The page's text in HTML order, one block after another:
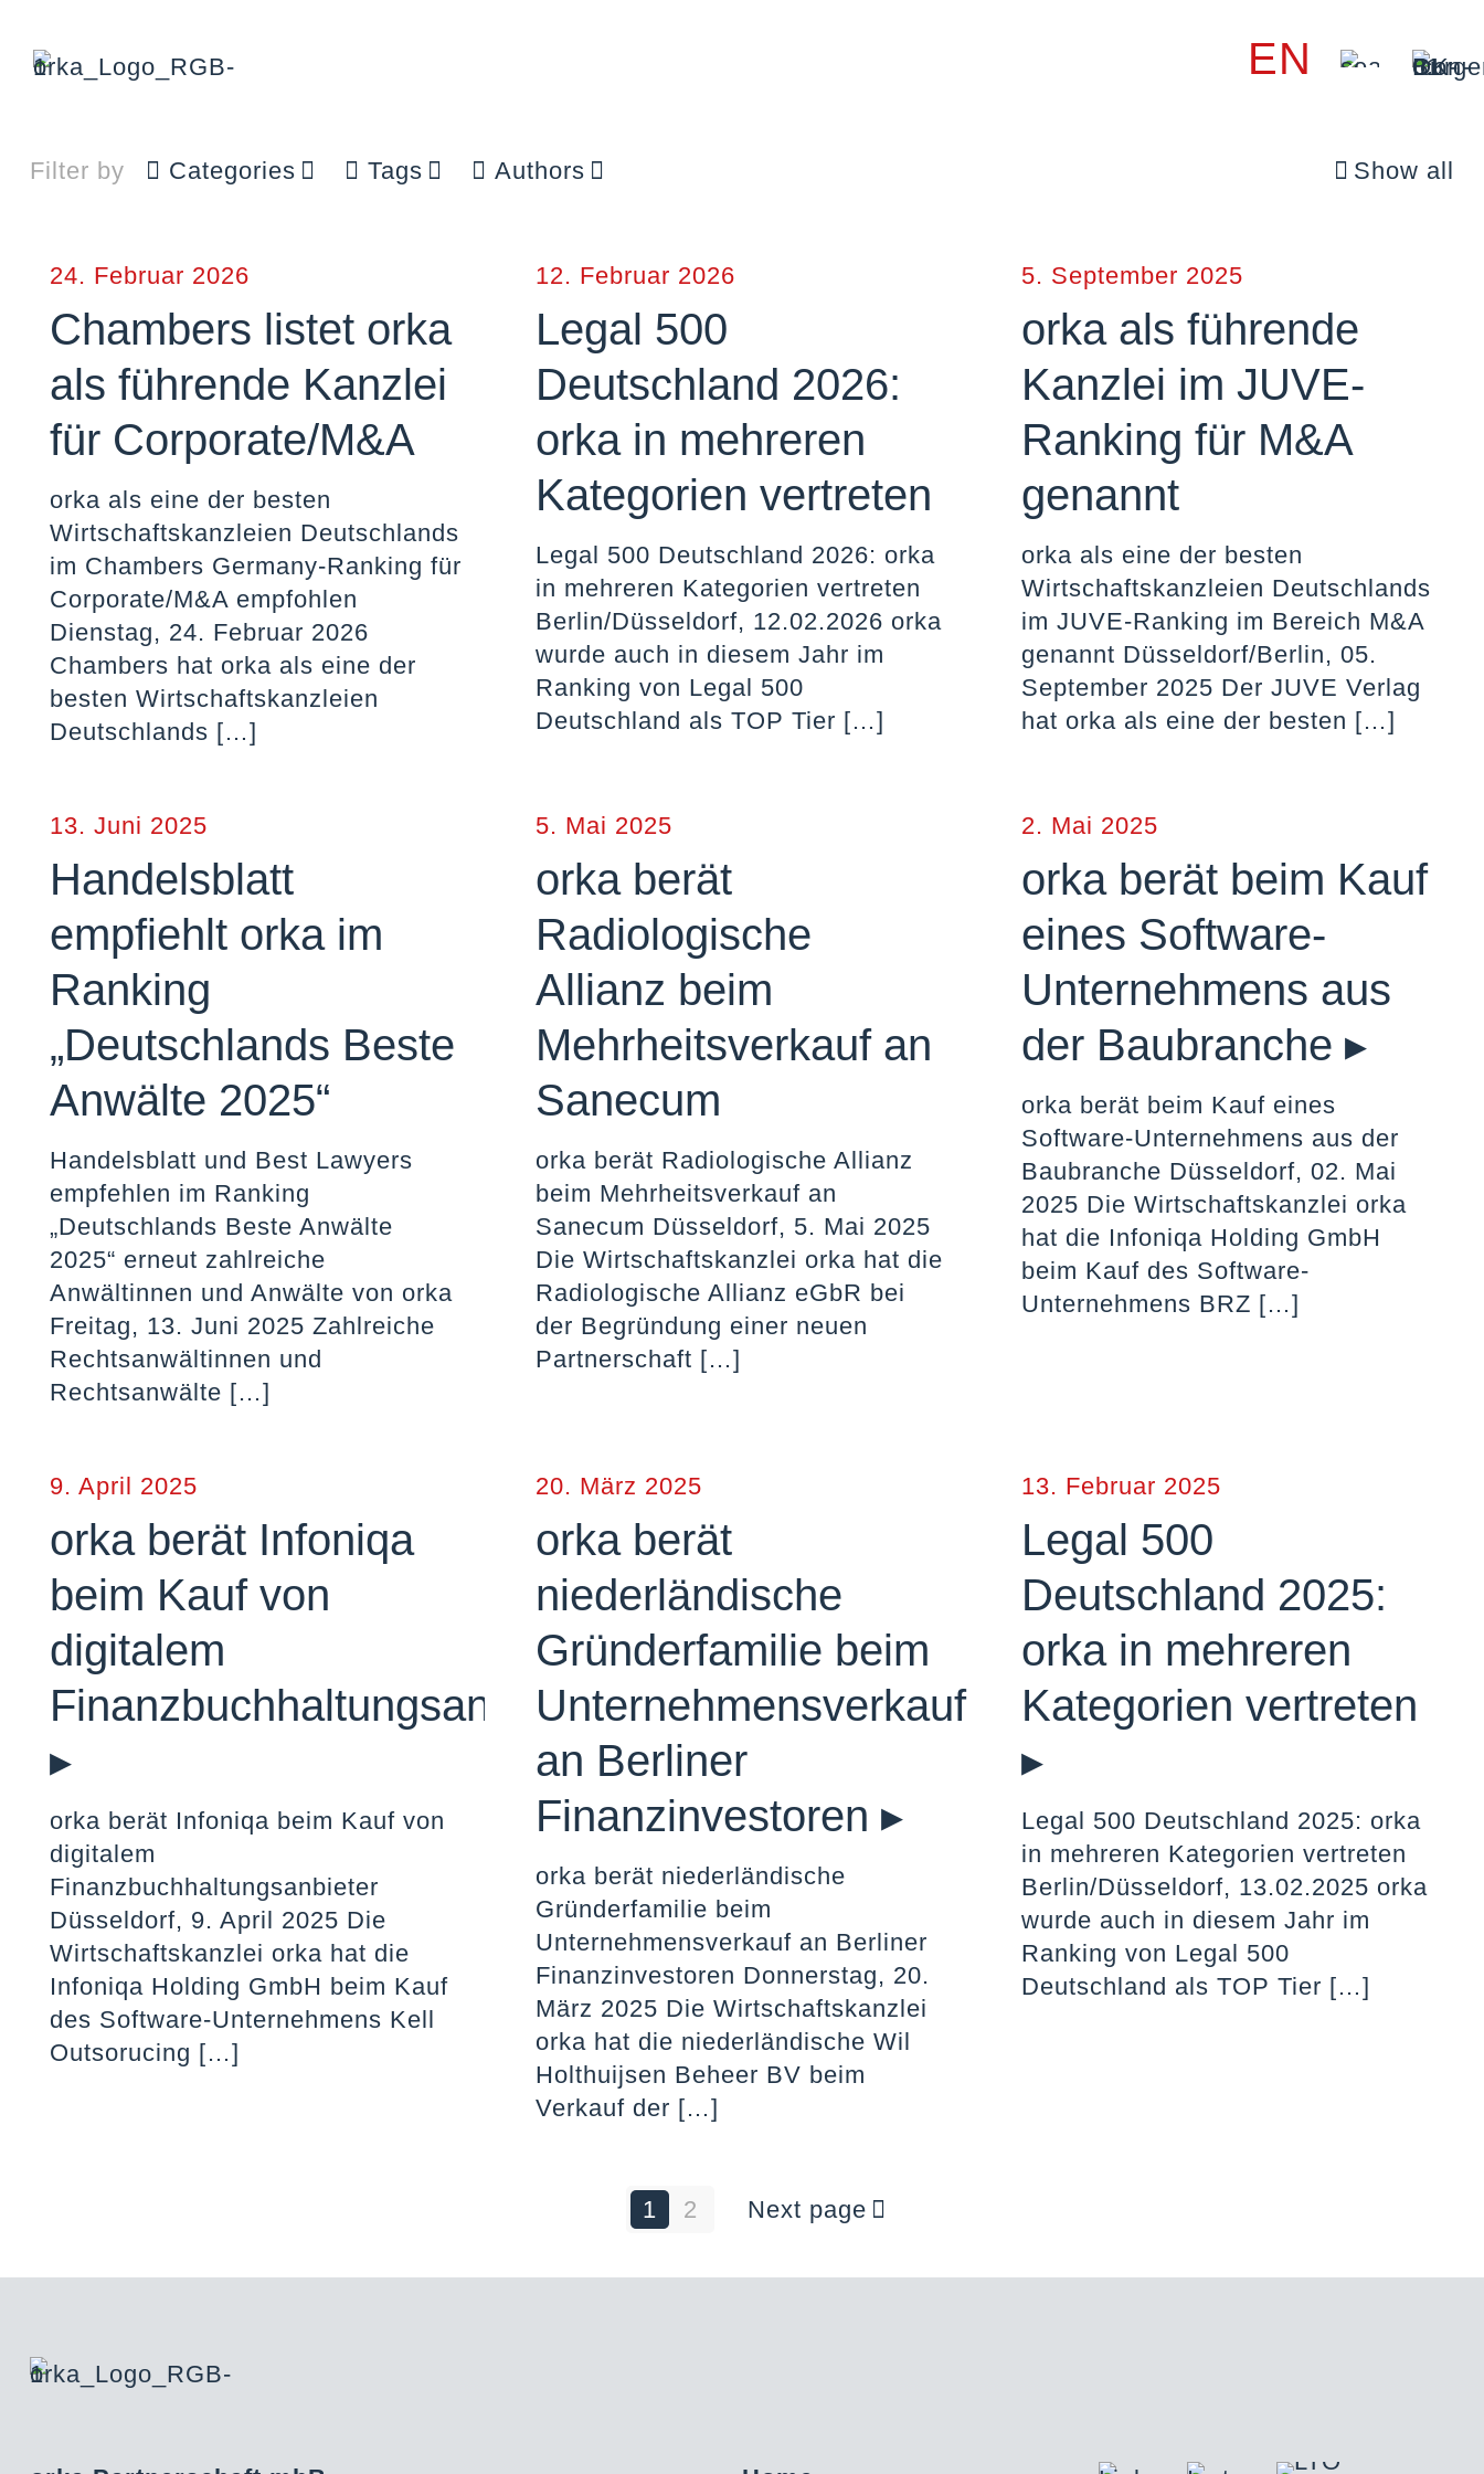
EN
Filter by Categories Tags Authors Show all
24. Februar 2026
Chambers listet orka
als führende Kanzlei
für Corporate/M&A
orka als eine der besten
Wirtschaftskanzleien Deutschlands
im Chambers Germany-Ranking für
Corporate/M&A empfohlen
Dienstag, 24. Februar 2026
Chambers hat orka als eine der
besten Wirtschaftskanzleien
Deutschlands […]
12. Februar 2026
Legal 500
Deutschland 2026:
orka in mehreren
Kategorien vertreten
Legal 500 Deutschland 2026: orka
in mehreren Kategorien vertreten
Berlin/Düsseldorf, 12.02.2026 orka
wurde auch in diesem Jahr im
Ranking von Legal 500
Deutschland als TOP Tier […]
5. September 2025
orka als führende
Kanzlei im JUVE-
Ranking für M&A
genannt
orka als eine der besten
Wirtschaftskanzleien Deutschlands
im JUVE-Ranking im Bereich M&A
genannt Düsseldorf/Berlin, 05.
September 2025 Der JUVE Verlag
hat orka als eine der besten […]
13. Juni 2025
Handelsblatt
empfiehlt orka im
Ranking
„Deutschlands Beste
Anwälte 2025“
Handelsblatt und Best Lawyers
empfehlen im Ranking
„Deutschlands Beste Anwälte
2025“ erneut zahlreiche
Anwältinnen und Anwälte von orka
Freitag, 13. Juni 2025 Zahlreiche
Rechtsanwältinnen und
Rechtsanwälte […]
5. Mai 2025
orka berät
Radiologische
Allianz beim
Mehrheitsverkauf an
Sanecum
orka berät Radiologische Allianz
beim Mehrheitsverkauf an
Sanecum Düsseldorf, 5. Mai 2025
Die Wirtschaftskanzlei orka hat die
Radiologische Allianz eGbR bei
der Begründung einer neuen
Partnerschaft […]
2. Mai 2025
orka berät beim Kauf
eines Software-
Unternehmens aus
der Baubranche ▸
orka berät beim Kauf eines
Software-Unternehmens aus der
Baubranche Düsseldorf, 02. Mai
2025 Die Wirtschaftskanzlei orka
hat die Infoniqa Holding GmbH
beim Kauf des Software-
Unternehmens BRZ […]
9. April 2025
orka berät Infoniqa
beim Kauf von
digitalem
Finanzbuchhaltungsanbieter
▸
orka berät Infoniqa beim Kauf von
digitalem
Finanzbuchhaltungsanbieter
Düsseldorf, 9. April 2025 Die
Wirtschaftskanzlei orka hat die
Infoniqa Holding GmbH beim Kauf
des Software-Unternehmens Kell
Outsorucing […]
20. März 2025
orka berät
niederländische
Gründerfamilie beim
Unternehmensverkauf
an Berliner
Finanzinvestoren ▸
orka berät niederländische
Gründerfamilie beim
Unternehmensverkauf an Berliner
Finanzinvestoren Donnerstag, 20.
März 2025 Die Wirtschaftskanzlei
orka hat die niederländische Wil
Holthuijsen Beheer BV beim
Verkauf der […]
13. Februar 2025
Legal 500
Deutschland 2025:
orka in mehreren
Kategorien vertreten
▸
Legal 500 Deutschland 2025: orka
in mehreren Kategorien vertreten
Berlin/Düsseldorf, 13.02.2025 orka
wurde auch in diesem Jahr im
Ranking von Legal 500
Deutschland als TOP Tier […]
1 2 Next page